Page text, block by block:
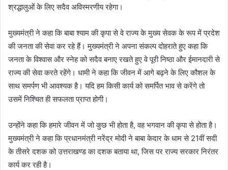
श्रद्धालुओं के लिए सदैव अविस्मरणीय रहेगा।
मुख्यमंत्री ने कहा कि बाबा श्याम की कृपा से वे राज्य के मुख्य सेवक के रूप में प्रदेश
की जनता की सेवा कर रहे हैं। मुख्यमंत्री ने अपना संकल्प दोहराते हुए कहा कि
जनता के विश्वास और स्नेह को सदैव बनाए रखते हुए वे पूरी निष्ठा और ईमानदारी से
राज्य की सेवा करते रहेंगे। धामी ने कहा कि जीवन में आगे बढ़ने के लिए कौशल के
साथ समर्पण भी आवश्यक है। यदि हम किसी कार्य को समर्पित भाव से करेंगे तो
उसमें निश्चित ही सफलता प्राप्त होगी।
उन्होंने कहा कि हमारे जीवन में जो कुछ भी होता है, वह भगवान की कृपा से होता है।
मुख्यमंत्री ने कहा कि प्रधानमंत्री नरेंद्र मोदी ने बाबा केदार के धाम से 21वीं सदी
के तीसरे दशक को उत्तराखण्ड का दशक बताया था, जिस पर राज्य सरकार निरंतर
कार्य कर रही है।